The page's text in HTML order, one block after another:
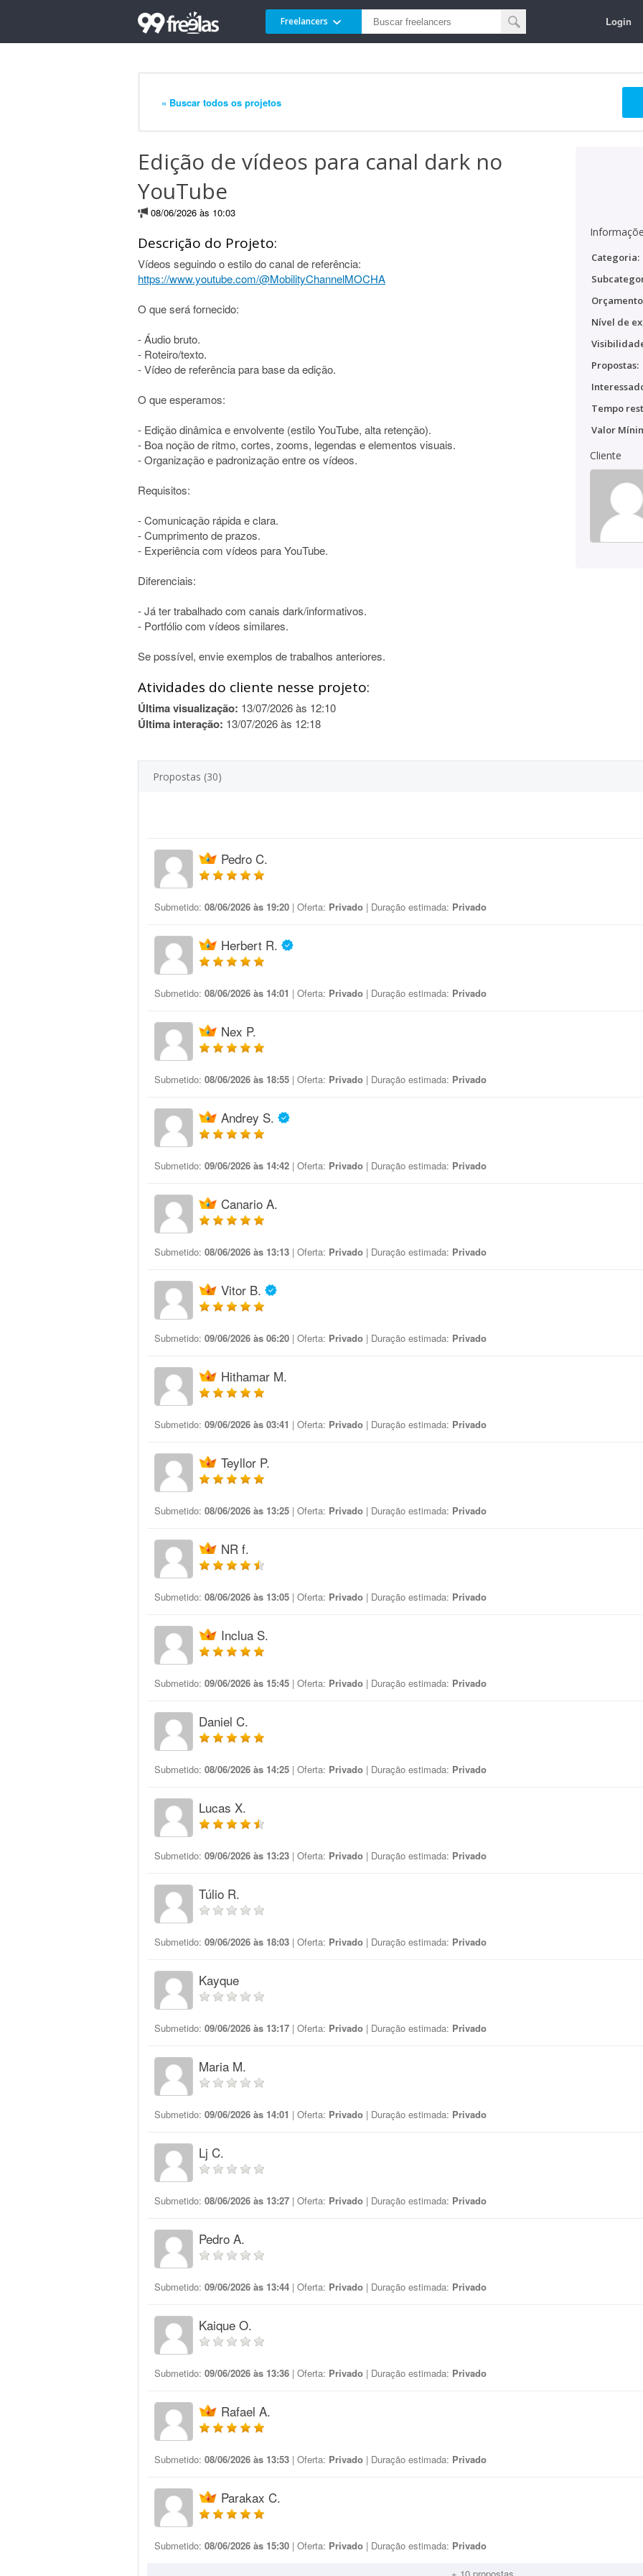
Freelancers Login
« Buscar todos os projetos
Edição de vídeos para canal dark no
YouTube
08/06/2026 às 10:03
Descrição do Projeto:
Vídeos seguindo o estilo do canal de referência:
https://www.youtube.com/@MobilityChannelMOCHA
O que será fornecido:
- Áudio bruto.
- Roteiro/texto.
- Vídeo de referência para base da edição.
O que esperamos:
- Edição dinâmica e envolvente (estilo YouTube, alta retenção).
- Boa noção de ritmo, cortes, zooms, legendas e elementos visuais.
- Organização e padronização entre os vídeos.
Requisitos:
- Comunicação rápida e clara.
- Cumprimento de prazos.
- Experiência com vídeos para YouTube.
Diferenciais:
- Já ter trabalhado com canais dark/informativos.
- Portfólio com vídeos similares.
Se possível, envie exemplos de trabalhos anteriores.
Atividades do cliente nesse projeto:
Última visualização: 13/07/2026 às 12:10
Última interação: 13/07/2026 às 12:18
Categoria:
Nível de
Propostas:
Tempo
Valor
Cliente
Propostas (30)
Pedro C.
Submetido: 08/06/2026 às 19:20 | Oferta: Privado | Duração estimada: Privado
Herbert R.
Submetido: 08/06/2026 às 14:01 | Oferta: Privado | Duração estimada: Privado
Nex P.
Submetido: 08/06/2026 às 18:55 | Oferta: Privado | Duração estimada: Privado
Andrey S.
Submetido: 09/06/2026 às 14:42 | Oferta: Privado | Duração estimada: Privado
Canario A.
Submetido: 08/06/2026 às 13:13 | Oferta: Privado | Duração estimada: Privado
Vitor B.
Submetido: 09/06/2026 às 06:20 | Oferta: Privado | Duração estimada: Privado
Hithamar M.
Submetido: 09/06/2026 às 03:41 | Oferta: Privado | Duração estimada: Privado
Teyllor P.
Submetido: 08/06/2026 às 13:25 | Oferta: Privado | Duração estimada: Privado
NR f.
Submetido: 08/06/2026 às 13:05 | Oferta: Privado | Duração estimada: Privado
Inclua S.
Submetido: 09/06/2026 às 15:45 | Oferta: Privado | Duração estimada: Privado
Daniel C.
Submetido: 08/06/2026 às 14:25 | Oferta: Privado | Duração estimada: Privado
Lucas X.
Submetido: 09/06/2026 às 13:23 | Oferta: Privado | Duração estimada: Privado
Túlio R.
Submetido: 09/06/2026 às 18:03 | Oferta: Privado | Duração estimada: Privado
Kayque
Submetido: 09/06/2026 às 13:17 | Oferta: Privado | Duração estimada: Privado
Maria M.
Submetido: 09/06/2026 às 14:01 | Oferta: Privado | Duração estimada: Privado
Lj C.
Submetido: 08/06/2026 às 13:27 | Oferta: Privado | Duração estimada: Privado
Pedro A.
Submetido: 09/06/2026 às 13:44 | Oferta: Privado | Duração estimada: Privado
Kaique O.
Submetido: 09/06/2026 às 13:36 | Oferta: Privado | Duração estimada: Privado
Rafael A.
Submetido: 08/06/2026 às 13:53 | Oferta: Privado | Duração estimada: Privado
Parakax C.
Submetido: 08/06/2026 às 15:30 | Oferta: Privado | Duração estimada: Privado